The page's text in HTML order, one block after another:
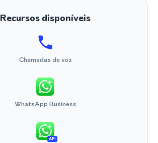
Recursos disponíveis
Chamadas de voz
WhatsApp Business
API